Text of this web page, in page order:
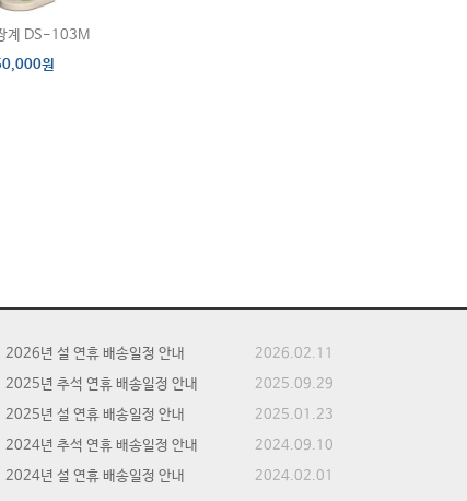
계 DS-103M
원
2026년 설 연휴 배송일정 안내
2026.02.11
2025년 추석 연휴 배송일정 안내
2025.09.29
2025년 설 연휴 배송일정 안내
2025.01.23
2024년 추석 연휴 배송일정 안내
2024.09.10
2024년 설 연휴 배송일정 안내
2024.02.01